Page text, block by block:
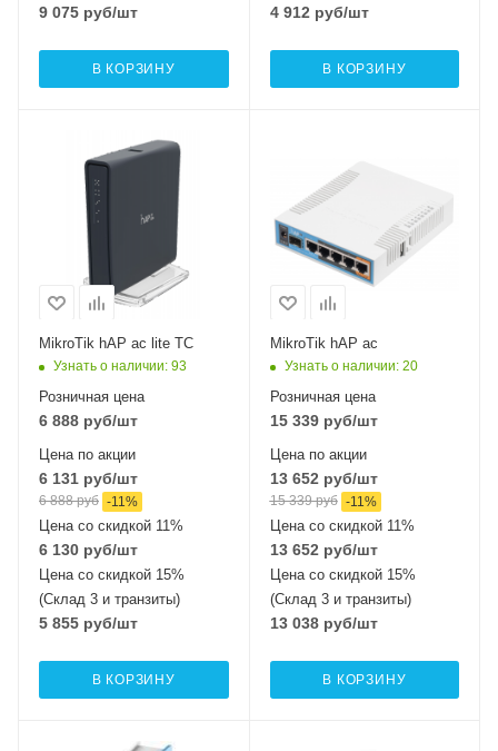
9 075 руб/шт
В КОРЗИНУ
4 912 руб/шт
В КОРЗИНУ
оптические
интерфейсы
5x10/100Mbps
Ethernet
Wi-Fi интерфейсы
Два: 5 ГГц
802.11a/n/ac
MikroTik hAP ac lite TC
Узнать о наличии: 93
Розничная цена
6 888 руб/шт
Цена по акции
6 131 руб/шт
6 888руб -11%
Цена со скидкой 11%
6 130 руб/шт
Цена со скидкой 15%
(Склад 3 и транзиты)
5 855 руб/шт
В КОРЗИНУ
интерфейсы
5xGigabit, 1xSFP
Wi-Fi интерфейсы
Два: 5 ГГц
802.11a/n/ac
MIMO3x3 + 2,4 ГГц
MikroTik hAP ac
Узнать о наличии: 20
Розничная цена
15 339руб/шт
Цена по акции
13 652 руб/шт
15 339руб -11%
Цена со скидкой 11%
13 652 руб/шт
Цена со скидкой 15%
(Склад 3 и транзиты)
13 038руб/шт
В КОРЗИНУ